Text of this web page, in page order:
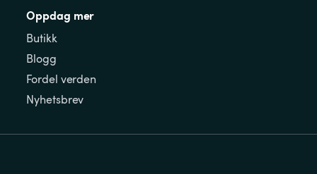
Oppdag mer
Butikk
Blogg
Fordel verden
Nyhetsbrev